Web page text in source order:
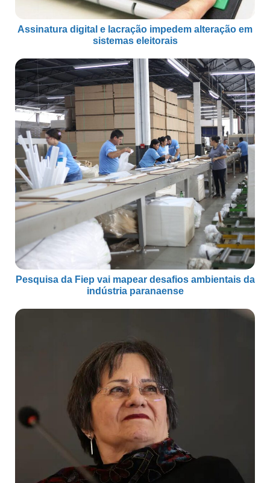
Assinatura digital e lacração impedem alteração em
sistemas eleitorais
Pesquisa da Fiep vai mapear desafios ambientais da
indústria paranaense